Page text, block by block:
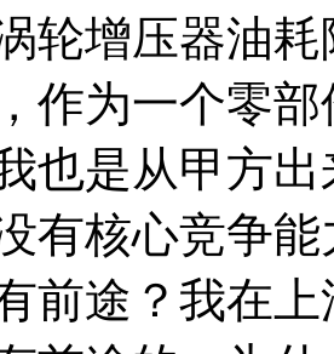
轮增压器油
作为一个零
也是从甲方
有核心竞争
前途？我在